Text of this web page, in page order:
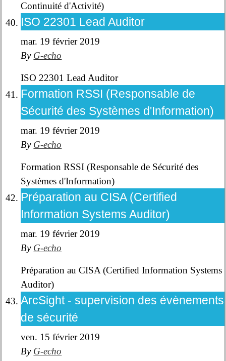
Continuité d'Activité)
ISO 22301 Lead Auditor
mar. 19 février 2019
By G-echo
ISO 22301 Lead Auditor
Formation RSSI (Responsable de
Sécurité des Systèmes d'Information)
mar. 19 février 2019
By G-echo
Formation RSSI (Responsable de Sécurité des
Systèmes d'Information)
Préparation au CISA (Certified
Information Systems Auditor)
mar. 19 février 2019
By G-echo
Préparation au CISA (Certified Information Systems
Auditor)
ArcSight - supervision des évènements
de sécurité
ven. 15 février 2019
By G-echo